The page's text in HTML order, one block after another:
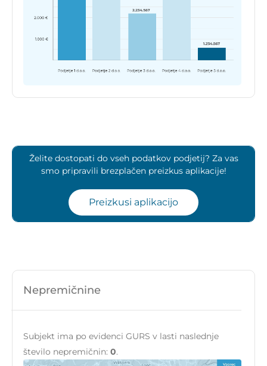
Želite dostopati do vseh podatkov podjetij? Za vas
smo pripravili brezplačen preizkus aplikacije!
Preizkusi aplikacijo
Nepremičnine
Subjekt ima po evidenci GURS v lasti naslednje
število nepremičnin: 0.